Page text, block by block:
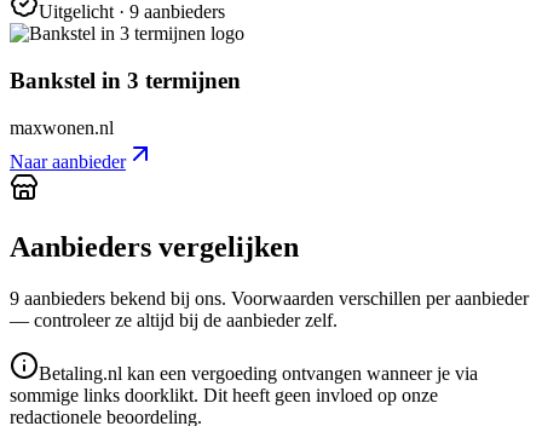
Uitgelicht· 9 aanbieders
Bankstel in 3 termijnen
maxwonen.nl
Naar aanbieder
Aanbieders vergelijken
9 aanbieders bekend bij ons. Voorwaarden verschillen per aanbieder
— controleer ze altijd bij de aanbieder zelf.
Betaling.nl kan een vergoeding ontvangen wanneer je via
sommige links doorklikt. Dit heeft geen invloed op onze
redactionele beoordeling.